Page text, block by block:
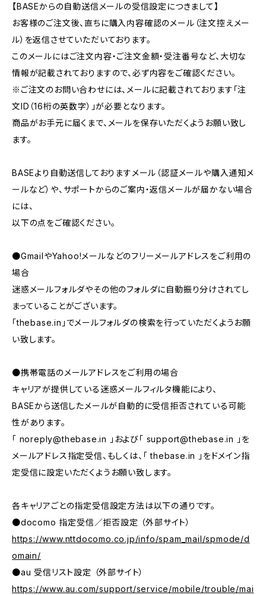
【BASEからの自動送信メールの受信設定につきまして】
お客様のご注文後、直ちに購入内容確認のメール（注文控えメー
ル）を返信させていただいております。
このメールにはご注文内容・ご注文金額・受注番号など、大切な
情報が記載されておりますので、必ず内容をご確認ください。
※ご注文のお問い合わせには、メールに記載されております「注
文ID（16桁の英数字）」が必要となります。
商品がお手元に届くまで、メールを保存いただくようお願い致し
ます。
BASEより自動送信しておりますメール（認証メールや購入通知メ
ールなど）や、サポートからのご案内・返信メールが届かない場合
には、
以下の点をご確認ください。
●GmailやYahoo!メールなどのフリーメールアドレスをご利用の
場合
迷惑メールフォルダやその他のフォルダに自動振り分けされてし
まっていることがございます。
「thebase.in」でメールフォルダの検索を行っていただくようお願
い致します。
●携帯電話のメールアドレスをご利用の場合
キャリアが提供している迷惑メールフィルタ機能により、
BASEから送信したメールが自動的に受信拒否されている可能
性があります。
「 noreply@thebase.in 」および「 support@thebase.in
」を
メールアドレス指定受信、もしくは、「 thebase.in 」をドメイン指
定受信に設定いただくようお願い致します。
各キャリアごとの指定受信設定方法は以下の通りです。
●docomo 指定受信／拒否設定 （外部サイト）
https://www.nttdocomo.co.jp/info/spam_mail/spmode/d
omain/
●au 受信リスト設定 （外部サイト）
https://www.au.com/support/service/mobile/trouble/mai